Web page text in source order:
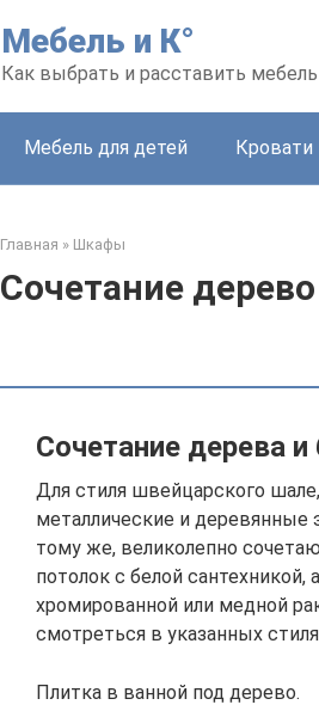
Мебель и К°
Как выбрать и расставить мебель
Мебель для детей Кровати
Главная » Шкафы
Сочетание
Сочетание дерева
Для стиля швейцарского
металлические и деревянные
тому же, великолепно
потолок с белой
хромированной или медной
смотреться в указанных
Плитка в ванной под дерево.